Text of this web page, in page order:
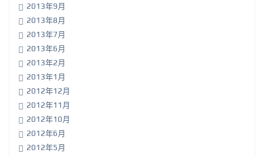
2013年9月
2013年8月
2013年7月
2013年6月
2013年2月
2013年1月
2012年12月
2012年11月
2012年10月
2012年6月
2012年5月